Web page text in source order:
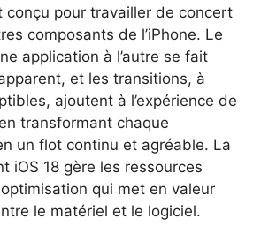
conçu pour travailler de concert
composants de l’iPhone. Le
application à l’autre se fait
et les transitions, à
ajoutent à l’expérience de
transformant chaque
un flot continu et agréable. La
iOS 18 gère les ressources
qui met en valeur
le matériel et le logiciel.